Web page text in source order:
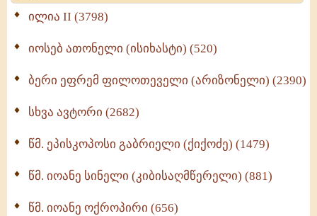
Wisdomge (514)
ქადაგებანი გაბრიელ ეპისკოპოსისა - II ტომი
სულიერი ცხოვრების სახელმძღვანელო -
ნაწილი II (369)
ილია II (3798)
იოსებ ათონელი (ისიხასტი) (520)
ბერი ეფრემ ფილოთეველი (არიზონელი) (2390)
სხვა ავტორი (2682)
წმ. ეპისკოპოსი გაბრიელი (ქიქოძე) (1479)
წმ. იოანე სინელი (კიბისაღმწერელი) (881)
წმ. იოანე ოქროპირი (656)